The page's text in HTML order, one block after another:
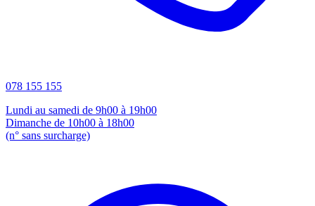
078 155 155
Lundi au samedi de 9h00 à 19h00
Dimanche de 10h00 à 18h00
(n° sans surcharge)